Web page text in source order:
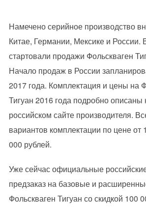
Намечено серийное производство
Китае, Германии, Мексике и России.
стартовали продажи Фольскваген
Начало продаж в России
2017 года. Комплектация и цены на
Тигуан 2016 года подробно
российском сайте производителя.
вариантов комплектации по цене от
000 рублей.
Уже сейчас официальные
предзаказ на базовые и
Фольскваген Тигуан со скидкой 100